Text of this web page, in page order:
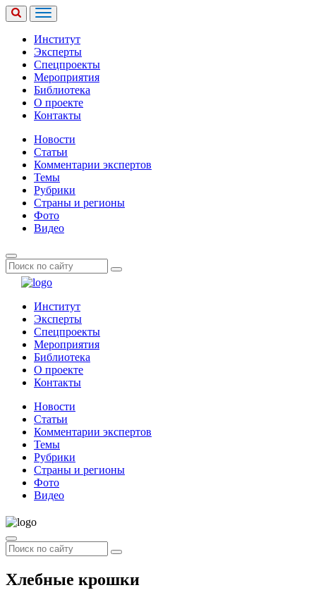
Институт
Эксперты
Спецпроекты
Мероприятия
Библиотека
О проекте
Контакты
Новости
Статьи
Комментарии экспертов
Темы
Рубрики
Страны и регионы
Фото
Видео
Институт
Эксперты
Спецпроекты
Мероприятия
Библиотека
О проекте
Контакты
Новости
Статьи
Комментарии экспертов
Темы
Рубрики
Страны и регионы
Фото
Видео
Хлебные крошки